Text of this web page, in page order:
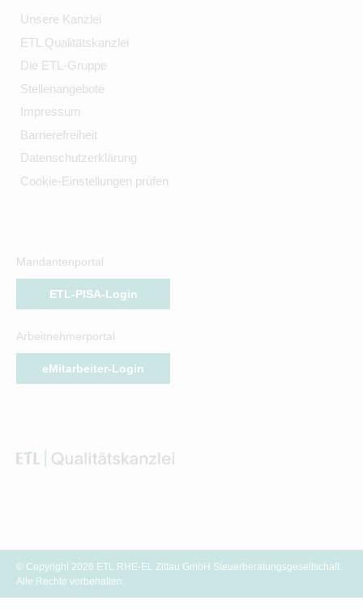
Unsere Kanzlei
ETL Qualitätskanzlei
Die ETL-Gruppe
Stellenangebote
Impressum
Barrierefreiheit
Datenschutzerklärung
Cookie-Einstellungen prüfen
Mandantenportal
ETL-PISA-Login
Arbeitnehmerportal
eMitarbeiter-Login
© Copyright 2026 ETL RHE-EL Zittau GmbH Steuerberatungsgesellschaft.
Alle Rechte vorbehalten.